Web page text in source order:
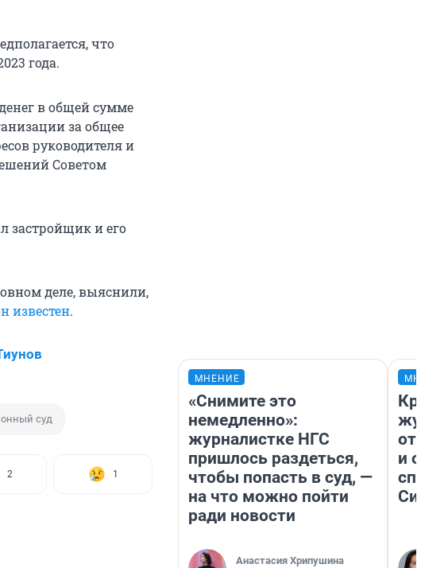
что
года.
в общей сумме
за общее
руководителя и
Советом
застройщик и его
деле, выяснили,
известен.
суд
2 1
МНЕНИЕ
«Снимите это
немедленно»:
журналистке НГС
пришлось раздеться,
чтобы попасть в суд, —
на что можно пойти
ради новости
Анастасия Хрипушина
и